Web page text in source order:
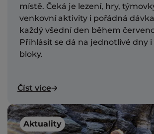
místě. Čeká je lezení, hry,
venkovní aktivity i pořádná
každý všední den během
Přihlásit se dá na jednotlivé dny i
bloky.
Číst více
Aktuality